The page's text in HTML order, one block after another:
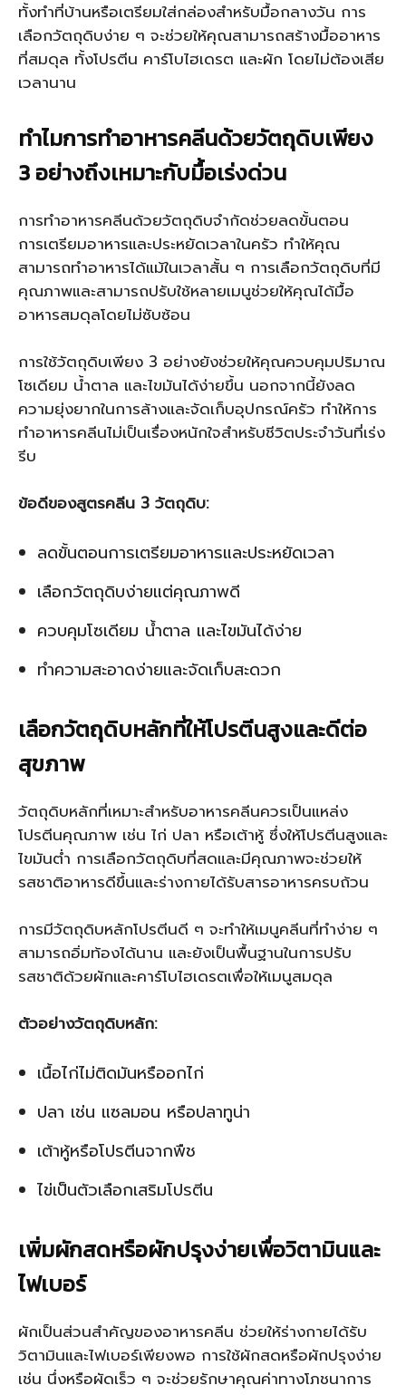
ทั้งทำที่บ้านหรือเตรียมใส่กล่องสำหรับมื้อกลางวัน การ
เลือกวัตถุดิบง่าย ๆ จะช่วยให้คุณสามารถสร้างมื้ออาหาร
ที่สมดุล ทั้งโปรตีน คาร์โบไฮเดรต และผัก โดยไม่ต้องเสีย
เวลานาน
ทำไมการทำอาหารคลีนด้วยวัตถุดิบเพียง
3 อย่างถึงเหมาะกับมื้อเร่งด่วน
การทำอาหารคลีนด้วยวัตถุดิบจำกัดช่วยลดขั้นตอน
การเตรียมอาหารและประหยัดเวลาในครัว ทำให้คุณ
สามารถทำอาหารได้แม้ในเวลาสั้น ๆ การเลือกวัตถุดิบที่มี
คุณภาพและสามารถปรับใช้หลายเมนูช่วยให้คุณได้มื้อ
อาหารสมดุลโดยไม่ซับซ้อน
การใช้วัตถุดิบเพียง 3 อย่างยังช่วยให้คุณควบคุมปริมาณ
โซเดียม น้ำตาล และไขมันได้ง่ายขึ้น นอกจากนี้ยังลด
ความยุ่งยากในการล้างและจัดเก็บอุปกรณ์ครัว ทำให้การ
ทำอาหารคลีนไม่เป็นเรื่องหนักใจสำหรับชีวิตประจำวันที่เร่ง
รีบ
ข้อดีของสูตรคลีน 3 วัตถุดิบ:
ลดขั้นตอนการเตรียมอาหารและประหยัดเวลา
เลือกวัตถุดิบง่ายแต่คุณภาพดี
ควบคุมโซเดียม น้ำตาล และไขมันได้ง่าย
ทำความสะอาดง่ายและจัดเก็บสะดวก
เลือกวัตถุดิบหลักที่ให้โปรตีนสูงและดีต่อ
สุขภาพ
วัตถุดิบหลักที่เหมาะสำหรับอาหารคลีนควรเป็นแหล่ง
โปรตีนคุณภาพ เช่น ไก่ ปลา หรือเต้าหู้ ซึ่งให้โปรตีนสูงและ
ไขมันต่ำ การเลือกวัตถุดิบที่สดและมีคุณภาพจะช่วยให้
รสชาติอาหารดีขึ้นและร่างกายได้รับสารอาหารครบถ้วน
การมีวัตถุดิบหลักโปรตีนดี ๆ จะทำให้เมนูคลีนที่ทำง่าย ๆ
สามารถอิ่มท้องได้นาน และยังเป็นพื้นฐานในการปรับ
รสชาติด้วยผักและคาร์โบไฮเดรตเพื่อให้เมนูสมดุล
ตัวอย่างวัตถุดิบหลัก:
เนื้อไก่ไม่ติดมันหรืออกไก่
ปลา เช่น แซลมอน หรือปลาทูน่า
เต้าหู้หรือโปรตีนจากพืช
ไข่เป็นตัวเลือกเสริมโปรตีน
เพิ่มผักสดหรือผักปรุงง่ายเพื่อวิตามินและ
ไฟเบอร์
ผักเป็นส่วนสำคัญของอาหารคลีน ช่วยให้ร่างกายได้รับ
วิตามินและไฟเบอร์เพียงพอ การใช้ผักสดหรือผักปรุงง่าย
เช่น นึ่งหรือผัดเร็ว ๆ จะช่วยรักษาคุณค่าทางโภชนาการ